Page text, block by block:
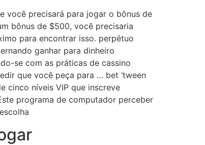
você precisará para jogar o bônus de
bônus de $500, você precisaria
para encontrar isso. perpétuo
ganhar para dinheiro
se com as práticas de cassino
que você peça para … bet ‘tween
cinco níveis VIP que inscreve
programa de computador perceber